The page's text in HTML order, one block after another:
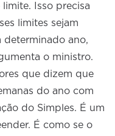
limite. Isso precisa
limites sejam
determinado ano,
o ministro.
que dizem que
do ano com
do Simples. É um
É como se o